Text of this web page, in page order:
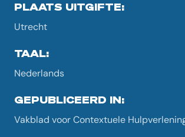
PLAATS UITGIFTE:
Utrecht
TAAL:
Nederlands
GEPUBLICEERD IN:
Vakblad voor Contextuele